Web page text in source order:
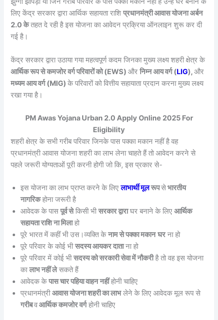
लिए केंद्र सरकार द्वारा आर्थिक सहायता राशिप्रधानमंत्री आवास योजना अर्बन
2.0 केतहत दे रही है इस योजना का आवेदन प्रक्रिया ऑनलाइन शुरू कर दी
गई है।
केंद्र सरकार द्वारा उठाया गया महत्वपूर्ण कदम जिनका मुख्य लक्ष्य शहरी क्षेत्र के
आर्थिक रूप से कमजोर वर्ग परिवारों को (EWS)औरनिम्न आय वर्ग (LIG),और
मध्यम आय वर्ग (MIG)के परिवारों को वित्तीय सहायाता प्रदान करना मुख्य लक्ष्य
रखा गया है।
PM Awas Yojana Urban 2.0 Apply Online 2025 For
Eligibility
शहरी क्षेत्र के सभी गरीब परिवार जिनके पास पक्का मकान नहीं है वह
प्रधानमंत्री आवास योजना शहरी का लाभ लेना चाहते हैं तो आवेदन करने से
पहले जरूरी योग्यताओं पूरी करनी होगी जो कि, इस प्रकार से-
इस योजना का लाभ प्राप्त करने के लिएलाभार्थी मूलरूपसेभारतीय
नागरिकहोना जरूरी है
आवेदक के पासपूर्व सेकिसी भीसरकार द्वाराघर बनाने के लिएआर्थिक
सहायता राशि ना मिलाहो
पूरे भारत में कहीं भी उस।व्यक्ति केनाम से पक्का मकान घरना हो
पूरे परिवार के कोई भीसदस्य आयकर दाताना हो
पूरे परिवार में कोई भीसदस्य को सरकारी सेवा में नौकरीहै तो वह इस योजना
कालाभ नहीं लेसकते हैं
आवेदक केपास चार पहिया वाहन नहींहोनी चाहिए
प्रधानमंत्रीआवास योजना शहरी का लाभलेने के लिए आवेदक मूल रूप से
गरीबवआर्थिक कमजोर वर्गहोनी चाहिए